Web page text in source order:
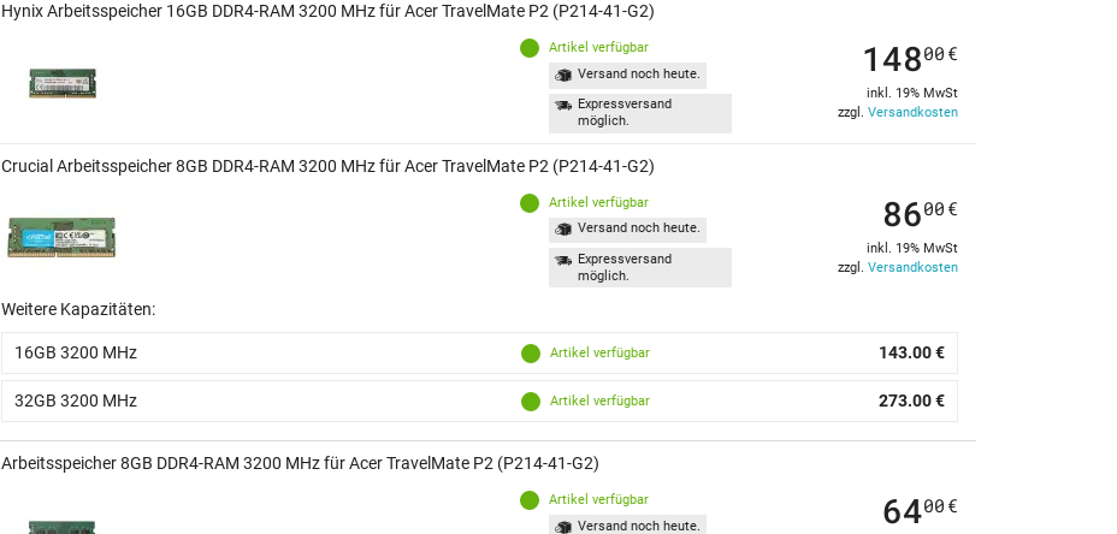
Hynix Arbeitsspeicher 16GB DDR4-RAM 3200 MHz für Acer TravelMate P2 (P214-41-G2)
Artikel verfügbar
Versand noch heute.
Expressversand
möglich.
14800 €
inkl. 19% MwSt
zzgl. Versandkosten
Crucial Arbeitsspeicher 8GB DDR4-RAM 3200 MHz für Acer TravelMate P2 (P214-41-G2)
Artikel verfügbar
Versand noch heute.
Expressversand
möglich.
8600 €
inkl. 19% MwSt
zzgl. Versandkosten
Weitere Kapazitäten:
16GB 3200 MHz Artikel verfügbar 143.00 €
32GB 3200 MHz Artikel verfügbar 273.00 €
Arbeitsspeicher 8GB DDR4-RAM 3200 MHz für Acer TravelMate P2 (P214-41-G2)
Artikel verfügbar
Versand noch heute.
6400 €